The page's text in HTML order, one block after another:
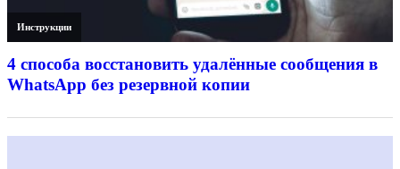
Инструкции
4 способа восстановить удалённые сообщения в
WhatsApp без резервной копии